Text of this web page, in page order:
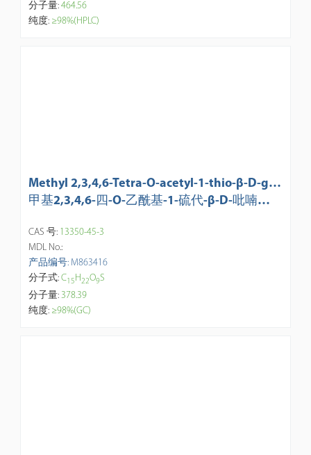
分子量:464.56
纯度: ≥98%(HPLC)
Methyl 2,3,4,6-Tetra-O-acetyl-1-thio-β-D-glu
copyranoside
甲基2,3,4,6-四-O-乙酰基-1-硫代-β-D-吡喃葡
CAS 号: 13350-45-3
MDL No.:
产品编号: M863416
分子式:C1 5 H 22O9S
分子量:378.39
纯度: ≥98%(GC)